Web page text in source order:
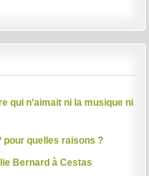
qui n’aimait ni la musique ni
pour quelles raisons ?
Bernard à Cestas